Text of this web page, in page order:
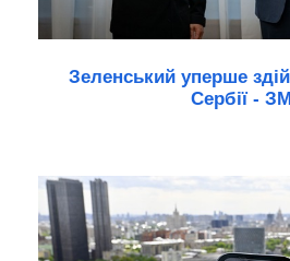
Зеленський уперше
Сербії -